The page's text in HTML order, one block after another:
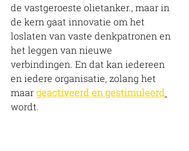
de vastgeroeste olietanker., maar in
de kern gaat innovatie om het
loslaten van vaste denkpatronen en
het leggen van nieuwe
verbindingen. En dat kan iedereen
en iedere organisatie, zolang het
maar geactiveerd en gestimuleerd
wordt.